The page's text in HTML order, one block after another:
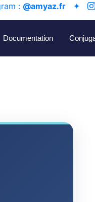
: @amyaz.fr ✦
Documentation